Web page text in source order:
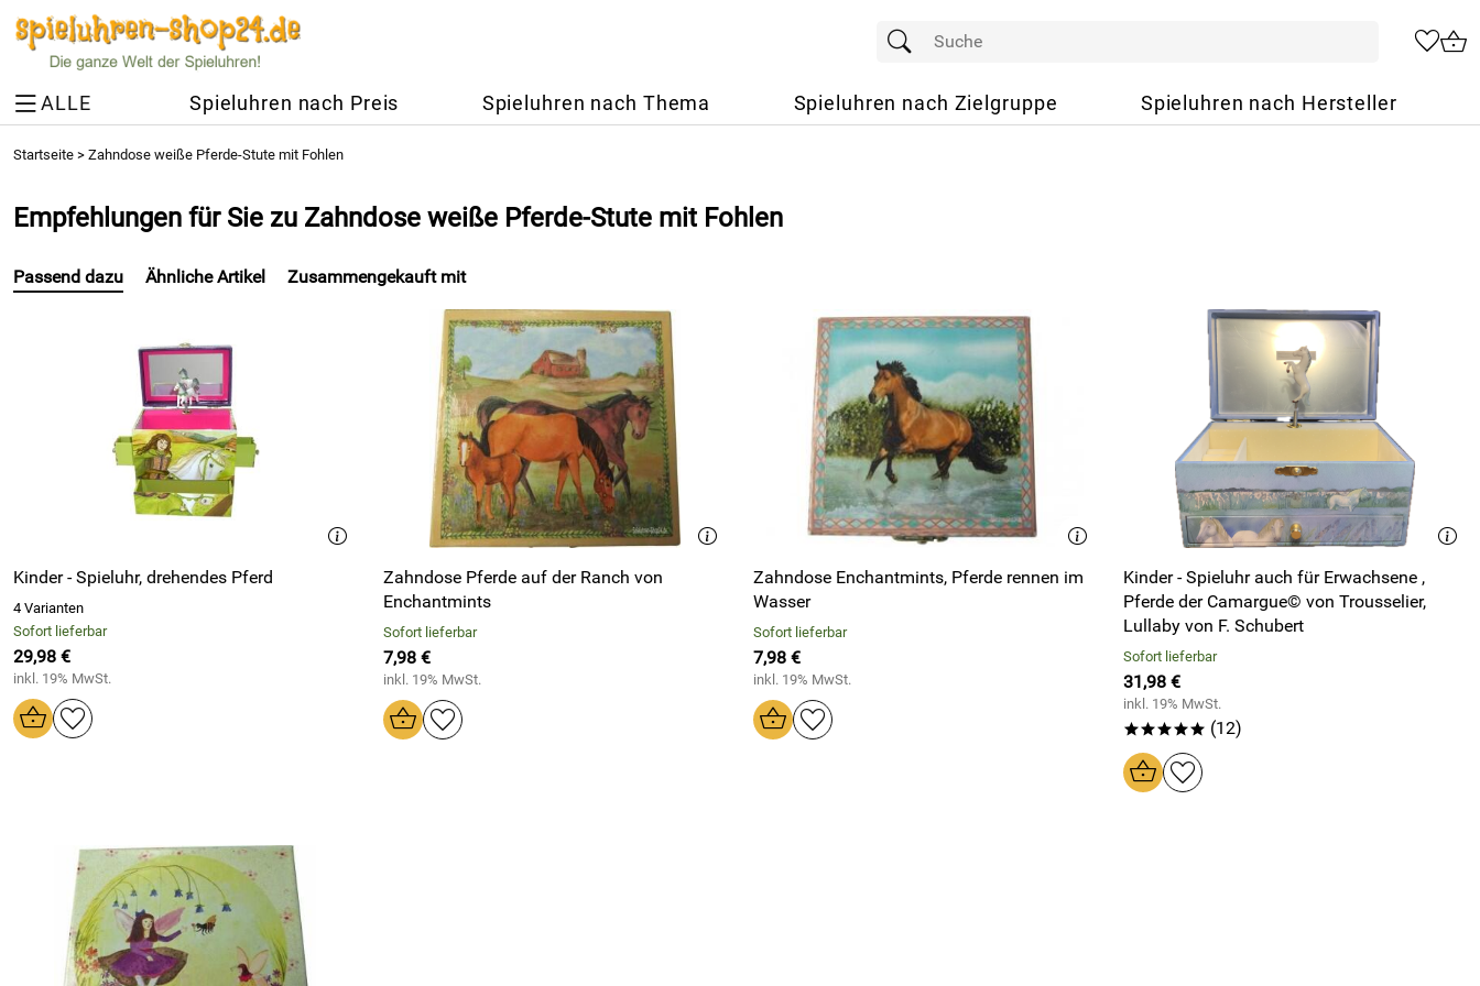
ALLE Spieluhren nach Preis Spieluhren nach Thema Spieluhren nach Zielgruppe Spieluhren nach Hersteller
Startseite > Zahndose weiße Pferde-Stute mit Fohlen
Empfehlungen für Sie zu Zahndose weiße Pferde-Stute mit Fohlen
Passend dazu
Kinder - Spieluhr, drehendes Pferd
4 Varianten
Sofort lieferbar
29,98 €
inkl. 19% MwSt.
Zahndose Pferde auf der Ranch von
Enchantmints
Sofort lieferbar
7,98 €
inkl. 19% MwSt.
Zahndose Enchantmints, Pferde rennen im
Wasser
Sofort lieferbar
7,98 €
inkl. 19% MwSt.
Kinder - Spieluhr auch für Erwachsene ,
Pferde der Camargue© von Trousselier,
Lullaby von F. Schubert
Sofort lieferbar
31,98 €
inkl. 19% MwSt.
***** (12)
Ähnliche Artikel Zusammengekauft mit